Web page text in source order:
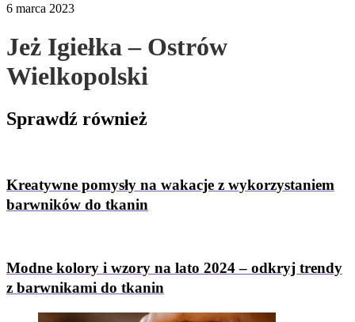
6 marca 2023
Jeż Igiełka – Ostrów
Wielkopolski
Sprawdź również
Kreatywne pomysły na wakacje z wykorzystaniem
barwników do tkanin
Modne kolory i wzory na lato 2024 – odkryj trendy
z barwnikami do tkanin